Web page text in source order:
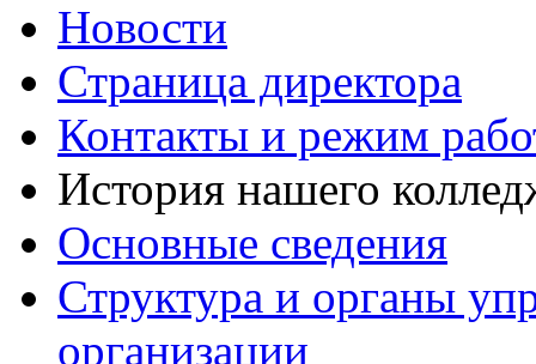
Новости
Страница директора
Контакты и режим
История нашего
Основные сведения
Структура и органы
организации